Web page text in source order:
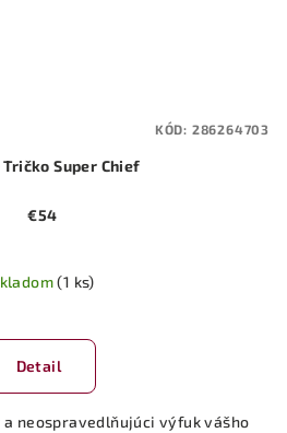
Tričko Super Chief
€54
(1 ks)
Detail
neospravedlňujúci výfuk vášho
KÓD: 286264703